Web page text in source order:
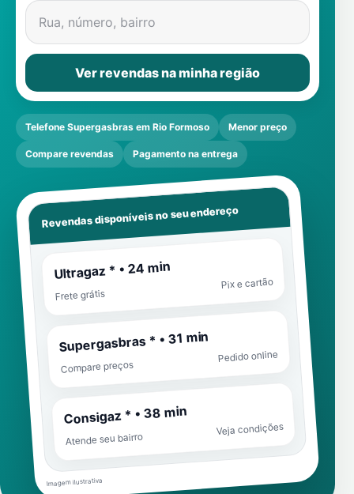
Rua, número, bairro
Ver revendas na minha região
Telefone Supergasbras em Rio Formoso Menor preço
Compare revendas Pagamento na entrega
Revendas disponíveis no seu endereço
Ultragaz * • 24 min
Frete grátis
Pix e cartão
Supergasbras * • 31 min
Compare preços
Pedido online
Consigaz * • 38 min
Atende seu bairro
Veja condições
Imagem ilustrativa